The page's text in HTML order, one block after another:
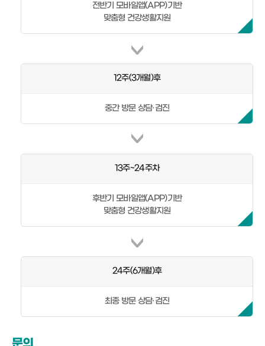
전반기 모바일앱(APP)기반
맞춤형 건강생활지원
12주(3개월)후
중간 방문 상담·검진
13주~24주차
후반기 모바일앱(APP)기반
맞춤형 건강생활지원
24주(6개월)후
최종 방문 상담·검진